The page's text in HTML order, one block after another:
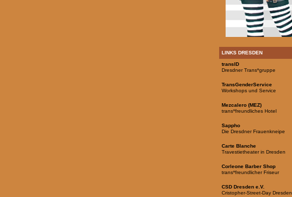
LINKS DRESDEN
transID
Dresdner Trans*gruppe
TransGenderService
Workshops und Service
Mezcalero (MEZ)
trans*freundliches Hotel
Sappho
Die Dresdner Frauenkneipe
Carte Blanche
Travestietheater in Dresden
Corleone Barber Shop
trans*freundlicher Friseur
CSD Dresden e.V.
Cristopher-Street-Day Dresden